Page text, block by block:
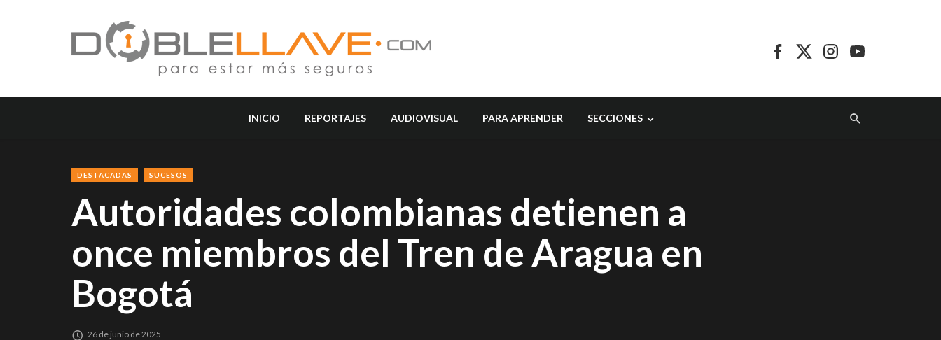
INICIO REPORTAJES AUDIOVISUAL PARA APRENDER SECCIONES
DESTACADAS SUCESOS
Autoridades colombianas detienen a
once miembros del Tren de Aragua en
Bogotá
26 de junio de 2025